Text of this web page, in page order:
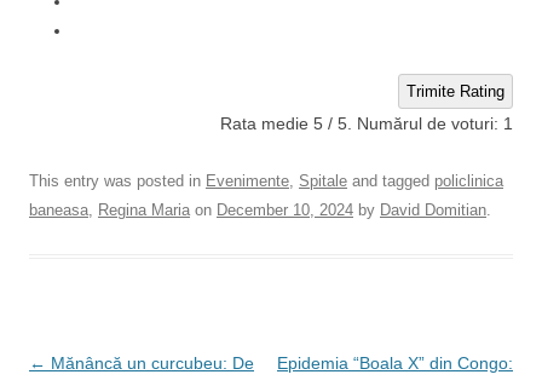
Trimite Rating
Rata medie 5 / 5. Numărul de voturi: 1
This entry was posted in Evenimente, Spitale and tagged policlinica
baneasa, Regina Maria on December 10, 2024 by David Domitian.
Post
← Mănâncă un curcubeu: De
Epidemia “Boala X” din Congo: